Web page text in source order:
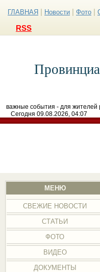
ГЛАВНАЯ Новости Фото
RSS
важные события - для жителей
Сегодня 09.08.2026, 04:07
МЕНЮ
СВЕЖИЕ НОВОСТИ
СТАТЬИ
ФОТО
ВИДЕО
ДОКУМЕНТЫ